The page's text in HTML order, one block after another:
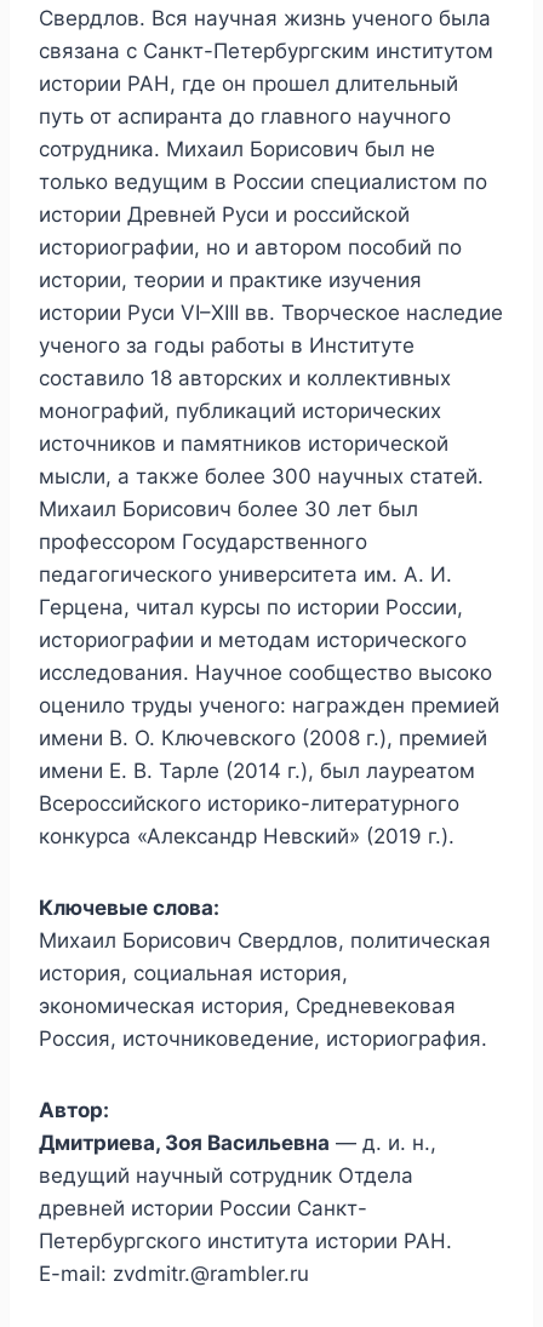
Свердлов. Вся научная жизнь ученого была
связана с Санкт-Петербургским институтом
истории РАН, где он прошел длительный
путь от аспиранта до главного научного
сотрудника. Михаил Борисович был не
только ведущим в России специалистом по
истории Древней Руси и российской
историографии, но и автором пособий по
истории, теории и практике изучения
истории Руси VI–XIII вв. Творческое наследие
ученого за годы работы в Институте
составило 18 авторских и коллективных
монографий, публикаций исторических
источников и памятников исторической
мысли, а также более 300 научных статей.
Михаил Борисович более 30 лет был
профессором Государственного
педагогического университета им. А. И.
Герцена, читал курсы по истории России,
историографии и методам исторического
исследования. Научное сообщество высоко
оценило труды ученого: награжден премией
имени В. О. Ключевского (2008 г.), премией
имени Е. В. Тарле (2014 г.), был лауреатом
Всероссийского историко-литературного
конкурса «Александр Невский» (2019 г.).
Ключевые слова:
Михаил Борисович Свердлов, политическая
история, социальная история,
экономическая история, Средневековая
Россия, источниковедение, историография.
Автор:
Дмитриева, Зоя Васильевна — д. и. н.,
ведущий научный сотрудник Отдела
древней истории России Санкт-
Петербургского института истории РАН.
E-mail: zvdmitr.@rambler.ru